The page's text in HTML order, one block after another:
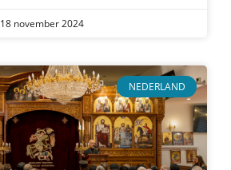
18 november 2024
NEDERLAND